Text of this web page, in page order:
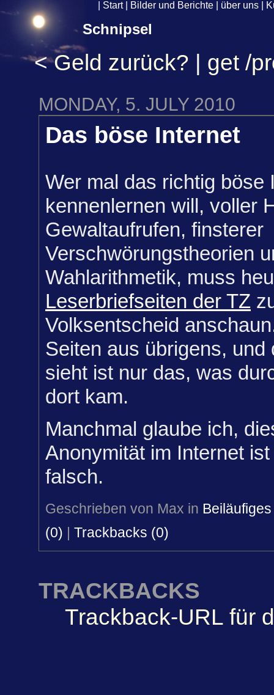
Start| Bilder und Berichte über uns
Schnipsel
< Geld zurück? | get /
MONDAY, 5. JULY 2010
Das böse Internet
Wer mal das richtig böse
kennenlernen will, voller
Gewaltaufrufen, finsterer
Verschwörungstheorien
Wahlarithmetik, muss
Leserbriefseiten der TZ
Volksentscheid
Seiten aus übrigens, und
sieht ist nur das, was
dort kam.
Manchmal glaube ich,
Anonymität im Internet
falsch.
Geschrieben von Max in Beiläufiges
(0)
Trackbacks (0)
TRACKBACKS
Trackback-URL für